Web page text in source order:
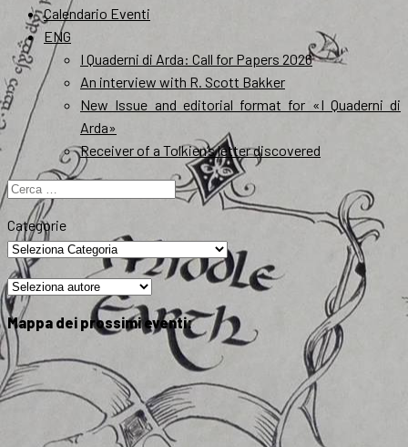
Calendario Eventi
ENG
I Quaderni di Arda: Call for Papers 2026
An interview with R. Scott Bakker
New Issue and editorial format for «I Quaderni di
Arda»
Receiver of a Tolkien’s letter discovered
Ricerca
per:
Categorie
Mappa dei prossimi eventi: